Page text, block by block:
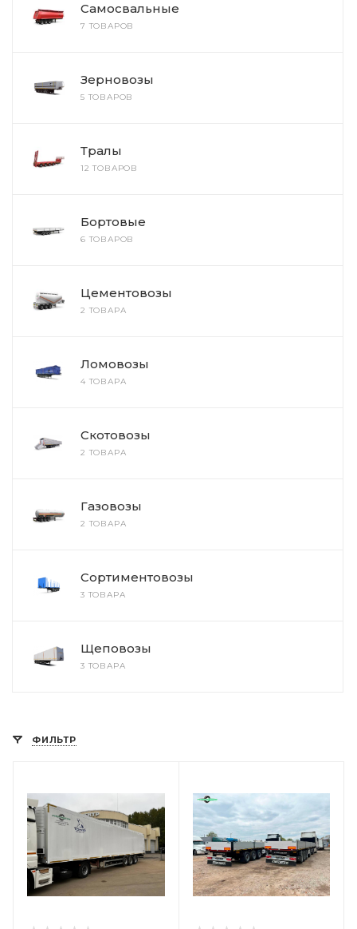
Самосвальные
7 ТОВАРОВ
Зерновозы
5 ТОВАРОВ
Тралы
12 ТОВАРОВ
Бортовые
6 ТОВАРОВ
Цементовозы
2 ТОВАРА
Ломовозы
4 ТОВАРА
Скотовозы
2 ТОВАРА
Газовозы
2 ТОВАРА
Сортиментовозы
3 ТОВАРА
Щеповозы
3 ТОВАРА
ФИЛЬТР